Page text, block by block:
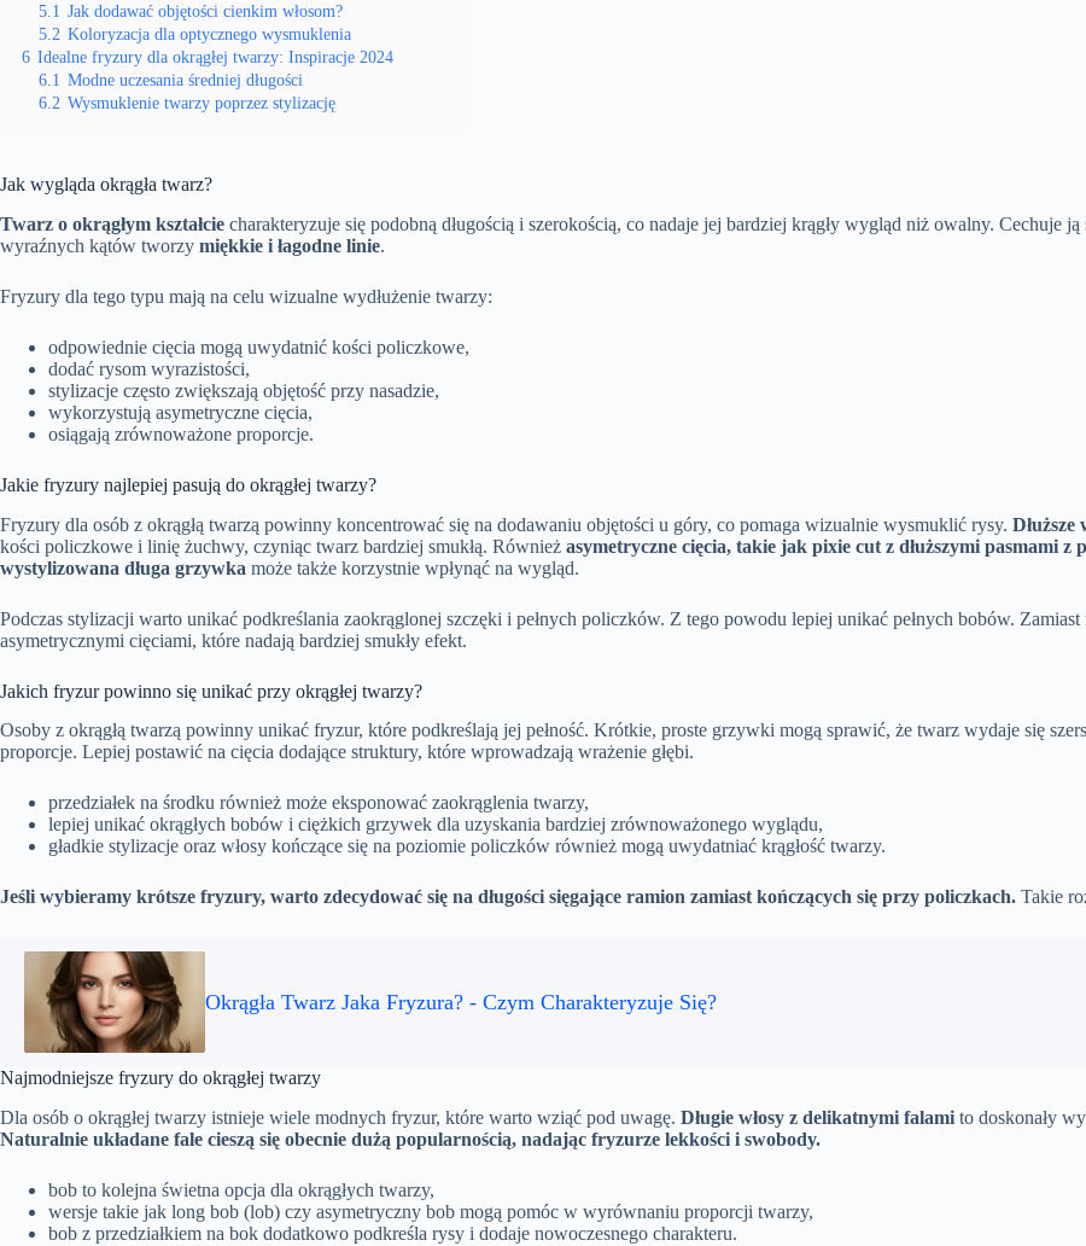
5.1 Jak dodawać objętości cienkim włosom?
5.2 Koloryzacja dla optycznego wysmuklenia
6 Idealne fryzury dla okrągłej twarzy: Inspiracje 2024
6.1 Modne uczesania średniej długości
6.2 Wysmuklenie twarzy poprzez stylizację
Jak wygląda okrągła twarz?
Twarz o okrągłym kształcie charakteryzuje się podobną długością i szerokością, co nadaje jej bardziej krągły wygląd niż owalny. Cechuje
wyraźnych kątów tworzy miękkie i łagodne linie.
Fryzury dla tego typu mają na celu wizualne wydłużenie twarzy:
odpowiednie cięcia mogą uwydatnić kości policzkowe,
dodać rysom wyrazistości,
stylizacje często zwiększają objętość przy nasadzie,
wykorzystują asymetryczne cięcia,
osiągają zrównoważone proporcje.
Jakie fryzury najlepiej pasują do okrągłej twarzy?
Fryzury dla osób z okrągłą twarzą powinny koncentrować się na dodawaniu objętości u góry, co pomaga wizualnie wysmuklić rysy. Dłuższe
kości policzkowe i linię żuchwy, czyniąc twarz bardziej smukłą. Również asymetryczne cięcia, takie jak pixie cut z dłuższymi pasmami z
wystylizowana długa grzywka może także korzystnie wpłynąć na wygląd.
Podczas stylizacji warto unikać podkreślania zaokrąglonej szczęki i pełnych policzków. Z tego powodu lepiej unikać pełnych bobów.
asymetrycznymi cięciami, które nadają bardziej smukły efekt.
Jakich fryzur powinno się unikać przy okrągłej twarzy?
Osoby z okrągłą twarzą powinny unikać fryzur, które podkreślają jej pełność. Krótkie, proste grzywki mogą sprawić, że twarz wydaje się
proporcje. Lepiej postawić na cięcia dodające struktury, które wprowadzają wrażenie głębi.
przedziałek na środku również może eksponować zaokrąglenia twarzy,
lepiej unikać okrągłych bobów i ciężkich grzywek dla uzyskania bardziej zrównoważonego wyglądu,
gładkie stylizacje oraz włosy kończące się na poziomie policzków również mogą uwydatniać krągłość twarzy.
Jeśli wybieramy krótsze fryzury, warto zdecydować się na długości sięgające ramion zamiast kończących się przy policzkach. Takie
Okrągła Twarz Jaka Fryzura? - Czym Charakteryzuje Się?
Najmodniejsze fryzury do okrągłej twarzy
Dla osób o okrągłej twarzy istnieje wiele modnych fryzur, które warto wziąć pod uwagę. Długie włosy z delikatnymi falami to doskonały
Naturalnie układane fale cieszą się obecnie dużą popularnością, nadając fryzurze lekkości i swobody.
bob to kolejna świetna opcja dla okrągłych twarzy,
wersje takie jak long bob (lob) czy asymetryczny bob mogą pomóc w wyrównaniu proporcji twarzy,
bob z przedziałkiem na bok dodatkowo podkreśla rysy i dodaje nowoczesnego charakteru.